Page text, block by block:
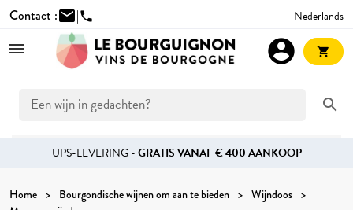
Contact :mail|phone Nederlands
search
account_circle shopping_cart
UPS-LEVERING -GRATIS VANAF € 400 AANKOOP
Home Bourgondische wijnen om aan te bieden
Wijndoos